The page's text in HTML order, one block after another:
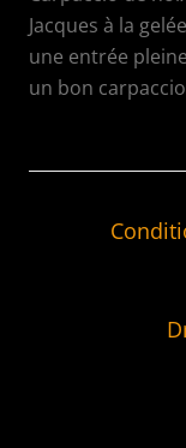
Jacques à la
une entrée
un bon